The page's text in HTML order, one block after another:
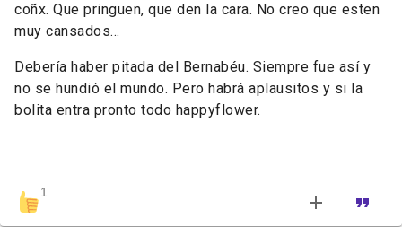
coñx. Que pringuen, que den la cara. No creo que esten
muy cansados...
Debería haber pitada del Bernabéu. Siempre fue así y
no se hundió el mundo. Pero habrá aplausitos y si la
bolita entra pronto todo happyflower.
1